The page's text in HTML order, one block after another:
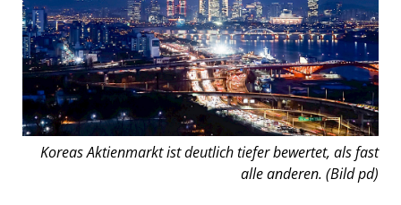
Koreas Aktienmarkt ist deutlich tiefer bewertet, als fast
alle anderen. (Bild pd)